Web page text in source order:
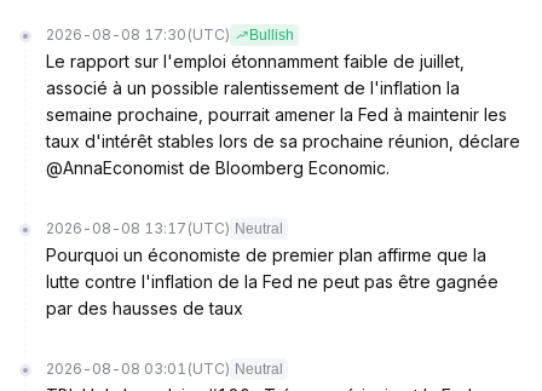
2026-08-08 17:30 (UTC) Bullish
Le rapport sur l'emploi étonnamment faible de juillet,
associé à un possible ralentissement de l'inflation la
semaine prochaine, pourrait amener la Fed à maintenir les
taux d'intérêt stables lors de sa prochaine réunion, déclare
@AnnaEconomist de Bloomberg Economic.
2026-08-08 13:17 (UTC) Neutral
Pourquoi un économiste de premier plan affirme que la
lutte contre l'inflation de la Fed ne peut pas être gagnée
par des hausses de taux
2026-08-08 03:01 (UTC) Neutral